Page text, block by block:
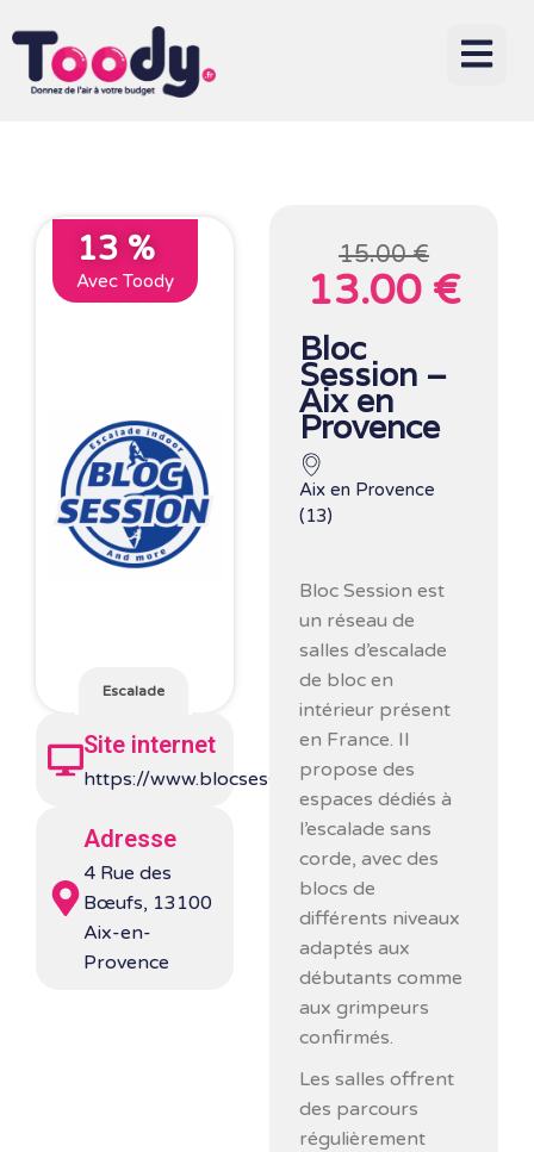
13 %
Avec Toody
Escalade
Site internet
https://www.blocsession.com/
Adresse
4 Rue des
Bœufs, 13100
Aix-en-
Provence
15.00 €
13.00 €
Bloc
Session –
Aix en
Provence
Aix en Provence
(13)
Bloc Session est
un réseau de
salles d’escalade
de bloc en
intérieur présent
en France. Il
propose des
espaces dédiés à
l’escalade sans
corde, avec des
blocs de
différents niveaux
adaptés aux
débutants comme
aux grimpeurs
confirmés.
Les salles offrent
des parcours
régulièrement